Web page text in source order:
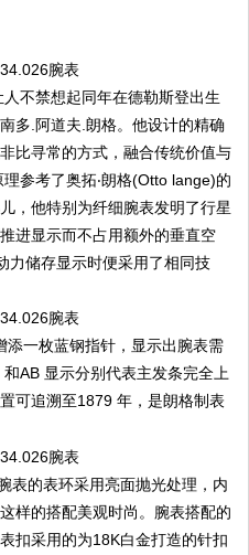
不禁想起同年在德勒斯登出生
多.阿道夫.朗格。他设计的精确
比寻常的方式，融合传统价值与
参考了奥拓‧朗格(Otto lange)的
，他特别为纤细腕表发明了行星
进显示而不占用额外的垂直空
力储存显示时便采用了相同技
添一枚蓝钢指针，显示出腕表需
AB 显示分别代表主发条完全上
可追溯至1879 年，是朗格制表
表的表环采用亮面抛光处理，内
样的搭配美观时尚。腕表搭配的
扣采用的为18K白金打造的针扣